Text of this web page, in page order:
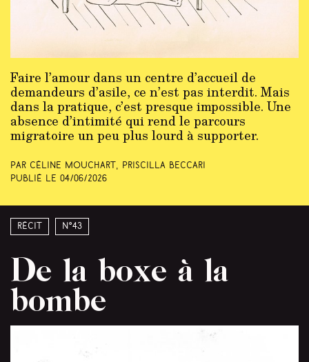
Faire l’amour dans un centre d’accueil de
demandeurs d’asile, ce n’est pas interdit. Mais
dans la pratique, c’est presque impossible. Une
absence d’intimité qui rend le parcours
migratoire un peu plus lourd à supporter.
Par Céline Mouchart, Priscilla Beccari
Publié le 04/06/2026
Récit N°43
De la boxe à la
bombe